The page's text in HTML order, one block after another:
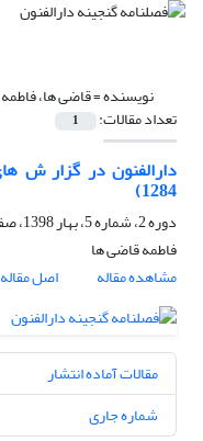
نویسنده =قاضی ها، فاطمه
تعداد مقالات: 1
1284)
دوره 2، شماره 5، بهار 1398، صفحه
فاطمه قاضی ها
مشاهده مقاله
اصل مقاله
مقالات آماده انتشار
شماره جاری